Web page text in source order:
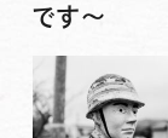
です〜